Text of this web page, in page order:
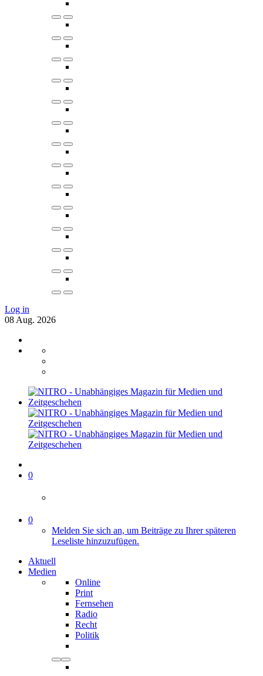
Log in
08 Aug. 2026
0
0
Melden Sie sich an, um Beiträge zu Ihrer späteren
Leseliste hinzuzufügen.
Aktuell
Medien
Online
Print
Fernsehen
Radio
Recht
Politik